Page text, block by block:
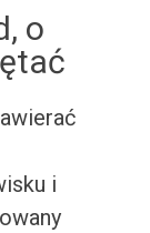
o
i